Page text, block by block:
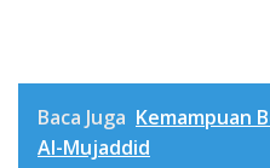
Baca Juga Kemampuan
Al-Mujaddid